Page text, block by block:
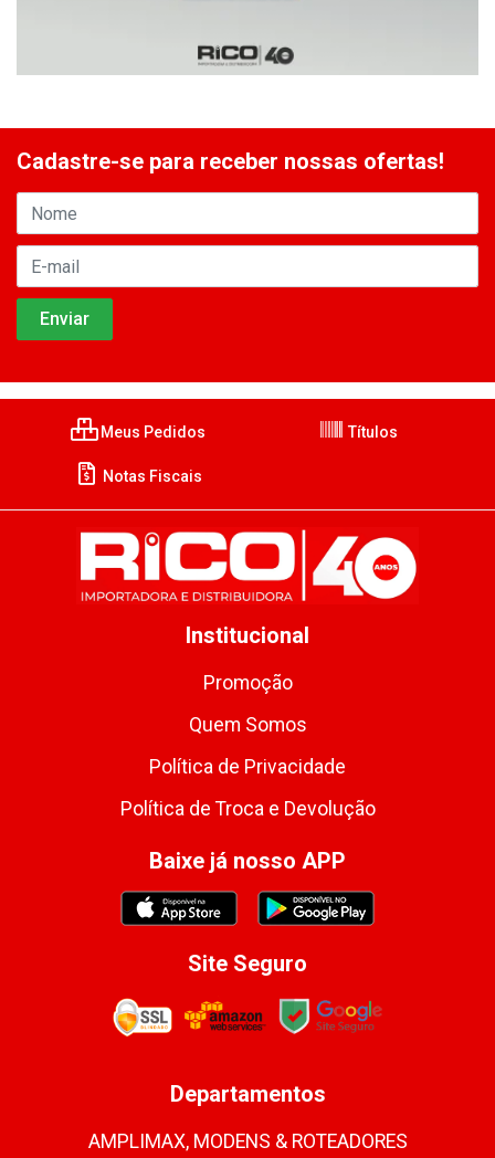
Cadastre-se para receber nossas ofertas!
Meus Pedidos Títulos
Notas Fiscais
Institucional
Promoção
Quem Somos
Política de Privacidade
Política de Troca e Devolução
Baixe já nosso APP
Site Seguro
Departamentos
AMPLIMAX, MODENS & ROTEADORES